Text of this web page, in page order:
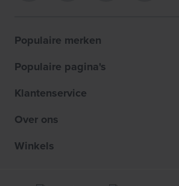
Populaire merken
Populaire pagina's
Klantenservice
Over ons
Winkels